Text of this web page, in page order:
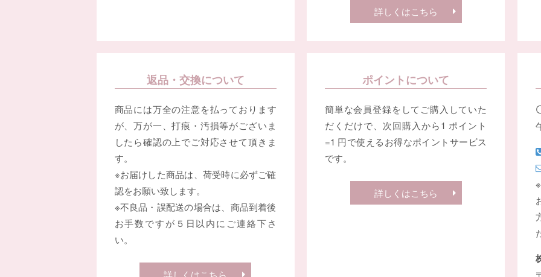
詳しくはこちら
返品・交換について
商品には万全の注意を払っております
が、万が一、打痕・汚損等がございま
したら確認の上でご対応させて頂きま
す。
※お届けした商品は、荷受時に必ずご確
認をお願い致します。
※不良品・誤配送の場合は、商品到着後
お手数ですが５日以内にご連絡下さ
い。
詳しくはこちら
ポイントについて
簡単な会員登録をしてご購入していた
だくだけで、次回購入から1 ポイント
=1 円で使えるお得なポイントサービス
です。
詳しくはこちら